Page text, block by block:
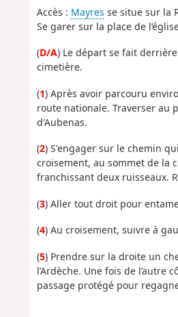
Accès : Mayres se situe sur la
Se garer sur la place de
(D/A) Le départ se fait
cimetière.
(1) Après avoir parcouru
route nationale. Traverser au
d'Aubenas.
(2) S'engager sur le chemin
croisement, au sommet de la
franchissant deux ruisseaux.
(3) Aller tout droit pour
(4) Au croisement, suivre à
(5) Prendre sur la droite un
l’Ardèche. Une fois de
passage protégé pour